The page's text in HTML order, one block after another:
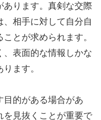
ります。真剣な交際
相手に対して自分自
とが求められます。
、表面的な情報しかな
ます。
目的がある場合があ
を見抜くことが重要で